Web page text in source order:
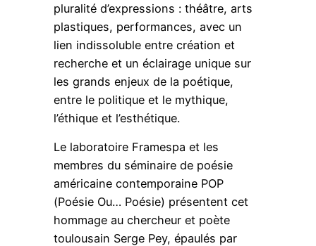
pluralité d’expressions : théâtre, arts
plastiques, performances, avec un
lien indissoluble entre création et
recherche et un éclairage unique sur
les grands enjeux de la poétique,
entre le politique et le mythique,
l’éthique et l’esthétique.
Le laboratoire Framespa et les
membres du séminaire de poésie
américaine contemporaine POP
(Poésie Ou… Poésie) présentent cet
hommage au chercheur et poète
toulousain Serge Pey, épaulés par